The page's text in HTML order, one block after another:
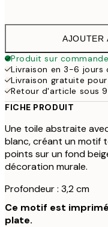
AJOUTER
Produit sur commande
Livraison en 3-6 jours
Livraison gratuite
Retour d'article sous
FICHE PRODUIT
Une toile abstraite
blanc, créant un motif
points sur un fond
décoration murale.
Profondeur : 3,2 cm
Ce motif est
plate.